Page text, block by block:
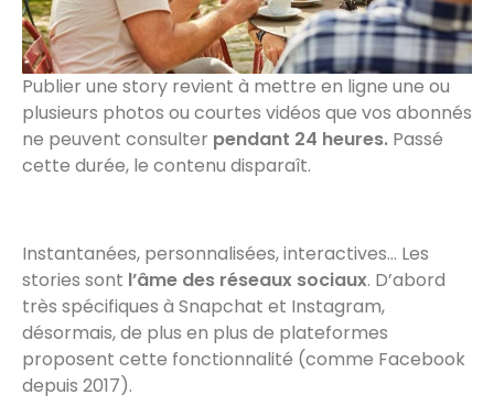
Publier une story revient à mettre en ligne une ou
plusieurs photos ou courtes vidéos que vos abonnés
ne peuvent consulter pendant 24 heures. Passé
cette durée, le contenu disparaît.
Instantanées, personnalisées, interactives… Les
stories sont l’âme des réseaux sociaux. D’abord
très spécifiques à Snapchat et Instagram,
désormais, de plus en plus de plateformes
proposent cette fonctionnalité (comme Facebook
depuis 2017).